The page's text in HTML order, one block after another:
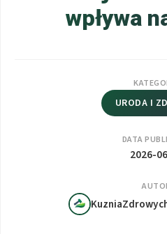
wpływa
URODA I
DATA
2026-